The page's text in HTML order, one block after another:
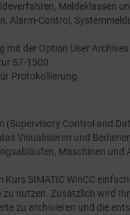
Meldeklassen
Alarm-Control,
mit der Option User Archives
S7-1500
Protokollierung
(Supervisory Control and
Visualisieren und
Maschinen und
Kurs SIMATIC WinCC
zu nutzen. Zusätzlich wird
zu archivieren und die